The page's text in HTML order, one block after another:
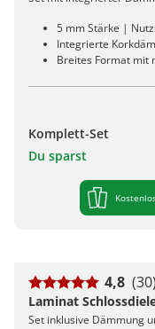
5 mm Stärke |
Integrierte
Breites Format mit
Komplett-Set
Du sparst
4,8 (30)
Laminat
Set inklusive Dämmung